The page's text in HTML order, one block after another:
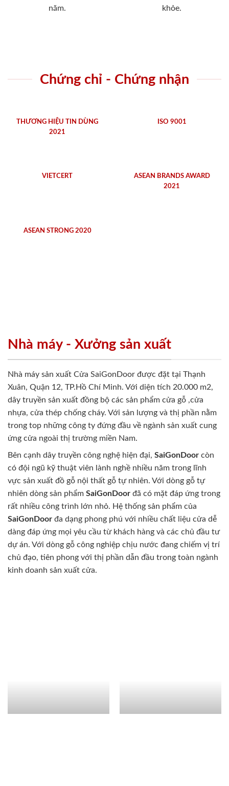
năm.
khỏe.
Chứng chỉ - Chứng nhận
THƯƠNG HIỆU TIN DÙNG
2021
ISO 9001
VIETCERT
ASEAN BRANDS AWARD
2021
ASEAN STRONG 2020
Nhà máy - Xưởng sản xuất
Nhà máy sản xuất Cửa SaiGonDoor được đặt tại Thạnh
Xuân, Quận 12, TP.Hồ Chí Minh. Với diện tích 20.000 m2,
dây truyền sản xuất đồng bộ các sản phẩm cửa gỗ ,cửa
nhựa, cửa thép chống cháy. Với sản lượng và thị phần nằm
trong top những công ty đứng đầu về ngành sản xuất cung
ứng cửa ngoài thị trường miền Nam.
Bên cạnh dây truyền công nghệ hiện đại, SaiGonDoor còn
có đội ngũ kỹ thuật viên lành nghề nhiều năm trong lĩnh
vực sản xuất đồ gỗ nội thất gỗ tự nhiên. Với dòng gỗ tự
nhiên dòng sản phẩm SaiGonDoor đã có mặt đáp ứng trong
rất nhiều công trình lớn nhỏ. Hệ thống sản phẩm của
SaiGonDoor đa dạng phong phú với nhiều chất liệu cửa dễ
dàng đáp ứng mọi yêu cầu từ khách hàng và các chủ đầu tư
dự án. Với dòng gỗ công nghiệp chịu nước đang chiếm vị trí
chủ đạo, tiên phong với thị phần dẫn đầu trong toàn ngành
kinh doanh sản xuất cửa.